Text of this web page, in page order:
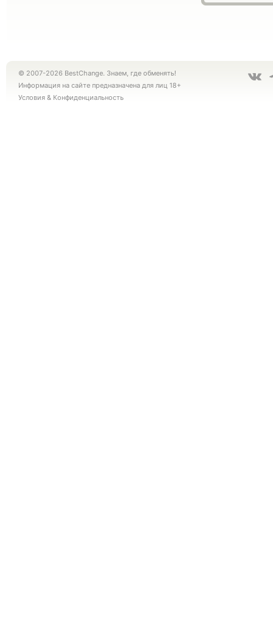
© 2007-2026 BestChange. Знаем, где обменять!
Информация на сайте предназначена для лиц 18+
Условия & Конфиденциальность